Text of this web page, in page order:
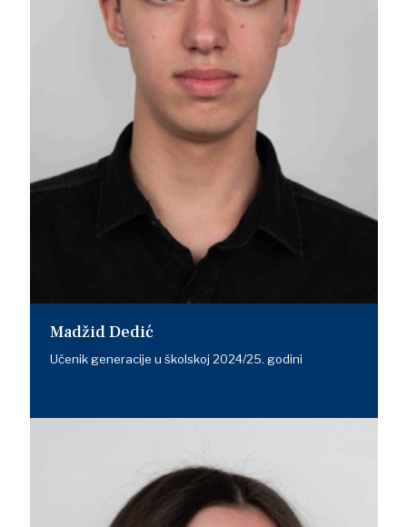
Madžid Dedić
Učenik generacije u školskoj 2024/25. godini